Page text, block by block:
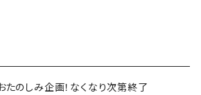
たのしみ企画！なくなり次第終了